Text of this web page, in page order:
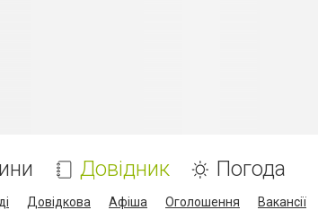
Довідник Погода
Довідкова Афіша Оголошення Вакансії